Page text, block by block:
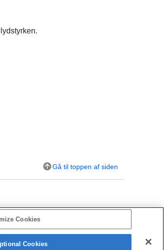
Gå til toppen af siden
Cookies
Cookies